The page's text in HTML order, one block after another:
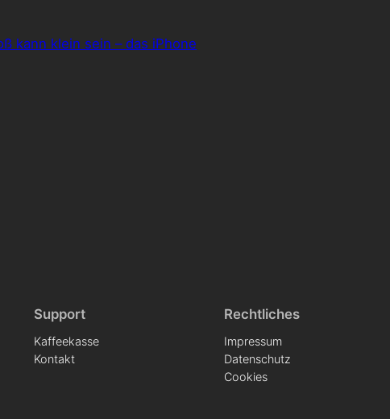
kann klein sein – das iPhone
Support
Kaffeekasse
Kontakt
Rechtliches
Impressum
Datenschutz
Cookies